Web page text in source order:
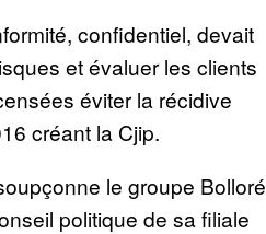
confidentiel, devait
et évaluer les clients
éviter la récidive
créant la Cjip.
le groupe Bolloré
politique de sa filiale